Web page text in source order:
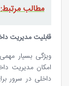
مطالب مرتبط:
قابلیت مدیریت
امکان مدیریت
داخلی در سرور